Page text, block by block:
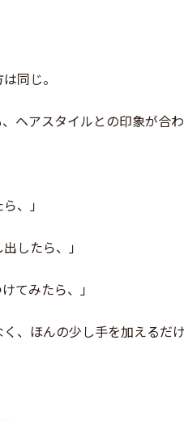
同じ。
ヘアスタイルとの印象が合
、」
したら、」
てみたら、」
、ほんの少し手を加えるだ